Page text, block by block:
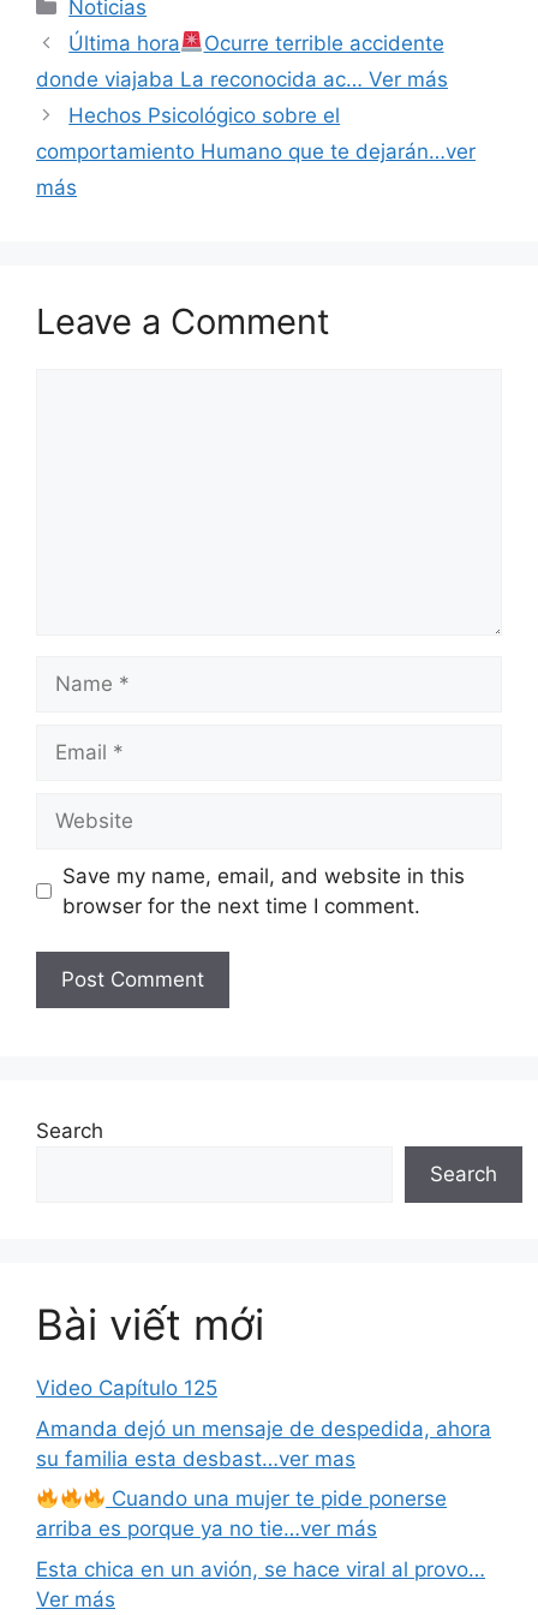
Noticias
Última hora
Ocurre terrible accidente
donde viajaba La reconocida ac… Ver más
Hechos Psicológico sobre el
comportamiento Humano que te dejarán…ver
más
Leave a Comment
Save my name, email, and website in this
browser for the next time I comment.
Search
Search
Bài viết mới
Video Capítulo 125
Amanda dejó un mensaje de despedida, ahora
su familia esta desbast…ver mas
Cuando una mujer te pide ponerse
arriba es porque ya no tie…ver más
Esta chica en un avión, se hace viral al provo…
Ver más